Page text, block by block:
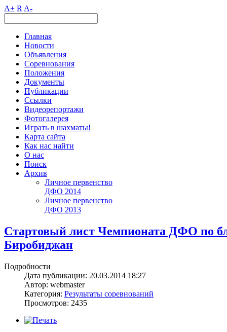
A+ R A-
Главная
Новости
Объявления
Соревнования
Положения
Документы
Публикации
Ссылки
Видеорепортажи
Фотогалерея
Играть в шахматы!
Карта сайта
Как нас найти
О нас
Поиск
Архив
Личное первенство
ДФО 2014
Личное первенство
ДФО 2013
Стартовый лист Чемпионата ДФО по
Биробиджан
Подробности
Дата публикации: 20.03.2014 18:27
Автор: webmaster
Категория: Результаты соревнований
Просмотров: 2435